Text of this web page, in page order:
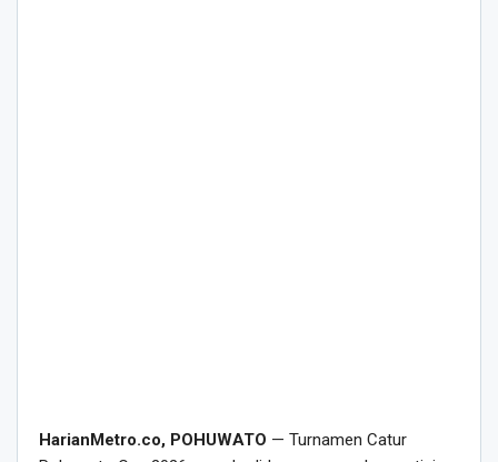
HarianMetro.co, POHUWATO — Turnamen Catur